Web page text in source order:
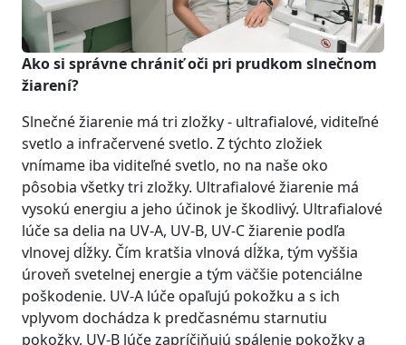
Ako si správne chrániť oči pri prudkom slnečnom
žiarení?
Slnečné žiarenie má tri zložky - ultrafialové, viditeľné
svetlo a infračervené svetlo. Z týchto zložiek
vnímame iba viditeľné svetlo, no na naše oko
pôsobia všetky tri zložky. Ultrafialové žiarenie má
vysokú energiu a jeho účinok je škodlivý. Ultrafialové
lúče sa delia na UV-A, UV-B, UV-C žiarenie podľa
vlnovej dĺžky. Čím kratšia vlnová dĺžka, tým vyššia
úroveň svetelnej energie a tým väčšie potenciálne
poškodenie. UV-A lúče opaľujú pokožku a s ich
vplyvom dochádza k predčasnému starnutiu
pokožky, UV-B lúče zapríčiňujú spálenie pokožky a